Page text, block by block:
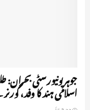
جوہر یونیورسٹی
اسلامی ہند کا وفد،